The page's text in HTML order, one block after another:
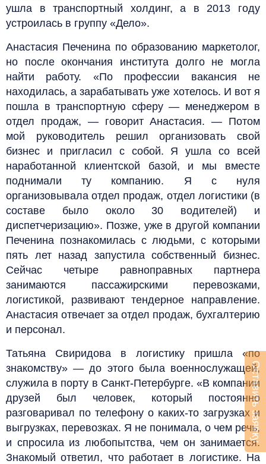
ушла в транспортный холдинг, а в 2013 году
устроилась в группу «Дело».
Анастасия Печенина по образованию маркетолог,
но после окончания института долго не могла
найти работу. «По профессии вакансия не
находилась, а зарабатывать уже хотелось. И вот я
пошла в транспортную сферу — менеджером в
отдел продаж, — говорит Анастасия. — Потом
мой руководитель решил организовать свой
бизнес и пригласил с собой. Я ушла со всей
наработанной клиентской базой, и мы вместе
поднимали ту компанию. Я с нуля
организовывала отдел продаж, отдел логистики (в
составе было около 30 водителей) и
диспетчеризацию». Позже, уже в другой компании
Печенина познакомилась с людьми, с которыми
пять лет назад запустила собственный бизнес.
Сейчас четыре равноправных партнера
занимаются пассажирскими перевозками,
логистикой, развивают тендерное направление.
Анастасия отвечает за отдел продаж, бухгалтерию
и персонал.
Татьяна Свиридова в логистику пришла «по
знакомству» — до этого была военнослужащей,
служила в порту в Санкт-Петербурге. «В компании
друзей был человек, который постоянно
разговаривал по телефону о каких-то загрузках и
выгрузках, перевозках. Я не понимала, о чем речь,
и спросила из любопытства, чем он занимается.
Знакомый ответил, что работает в логистике. На
Оставить заявку